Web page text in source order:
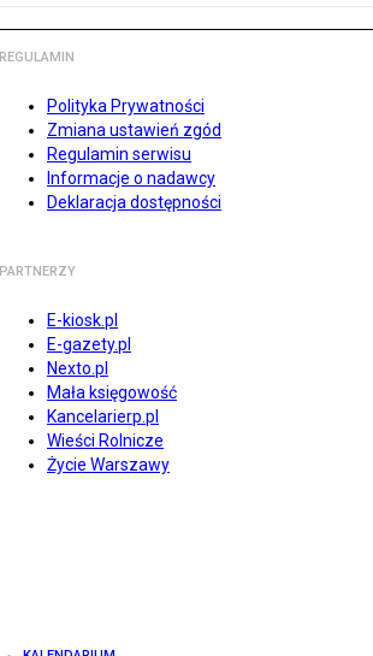
REGULAMIN
Polityka Prywatności
Zmiana ustawień zgód
Regulamin serwisu
Informacje o nadawcy
Deklaracja dostępności
PARTNERZY
E-kiosk.pl
E-gazety.pl
Nexto.pl
Mała księgowość
Kancelarierp.pl
Wieści Rolnicze
Życie Warszawy